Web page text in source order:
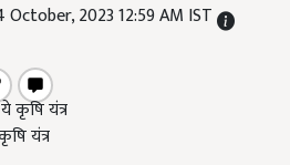
October, 2023 12:59 AM IST
यंत्र